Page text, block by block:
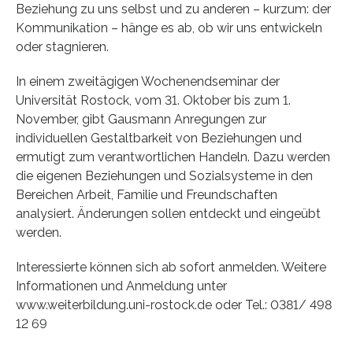
Beziehung zu uns selbst und zu anderen – kurzum: der
Kommunikation – hänge es ab, ob wir uns entwickeln
oder stagnieren.
In einem zweitägigen Wochenendseminar der
Universität Rostock, vom 31. Oktober bis zum 1.
November, gibt Gausmann Anregungen zur
individuellen Gestaltbarkeit von Beziehungen und
ermutigt zum verantwortlichen Handeln. Dazu werden
die eigenen Beziehungen und Sozialsysteme in den
Bereichen Arbeit, Familie und Freundschaften
analysiert. Änderungen sollen entdeckt und eingeübt
werden.
Interessierte können sich ab sofort anmelden. Weitere
Informationen und Anmeldung unter
www.weiterbildung.uni-rostock.de oder Tel.: 0381/ 498
12 69